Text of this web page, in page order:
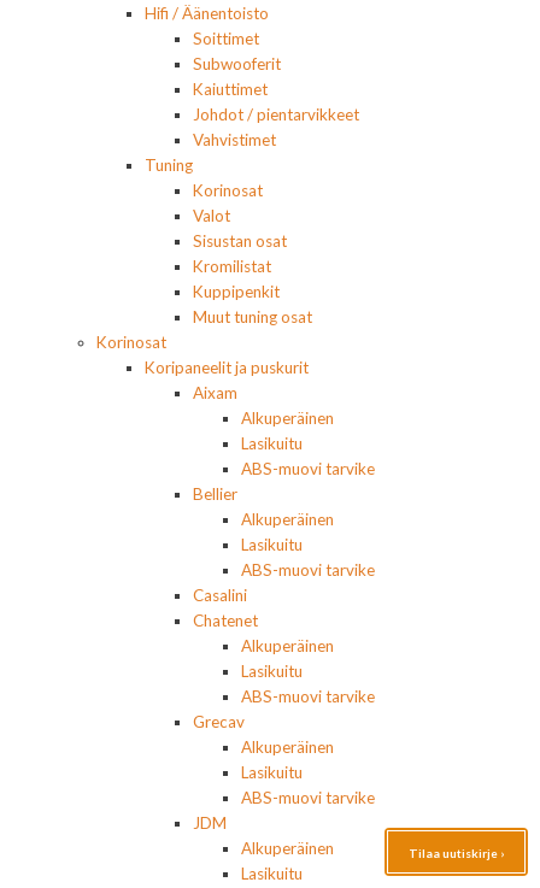
Hifi / Äänentoisto
Soittimet
Subwooferit
Kaiuttimet
Johdot / pientarvikkeet
Vahvistimet
Tuning
Korinosat
Valot
Sisustan osat
Kromilistat
Kuppipenkit
Muut tuning osat
Korinosat
Koripaneelit ja puskurit
Aixam
Alkuperäinen
Lasikuitu
ABS-muovi tarvike
Bellier
Alkuperäinen
Lasikuitu
ABS-muovi tarvike
Casalini
Chatenet
Alkuperäinen
Lasikuitu
ABS-muovi tarvike
Grecav
Alkuperäinen
Lasikuitu
ABS-muovi tarvike
JDM
Alkuperäinen
Lasikuitu
Tilaa uutiskirje ›